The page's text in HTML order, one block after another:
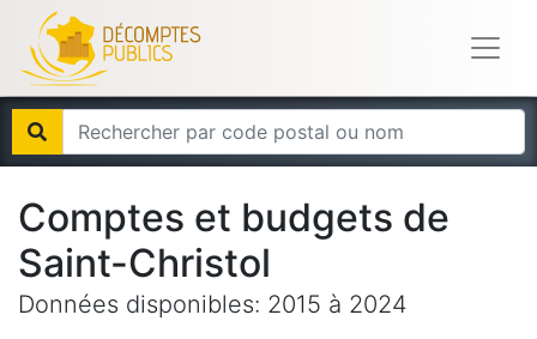
Comptes et budgets de
Saint-Christol
Données disponibles: 2015 à 2024